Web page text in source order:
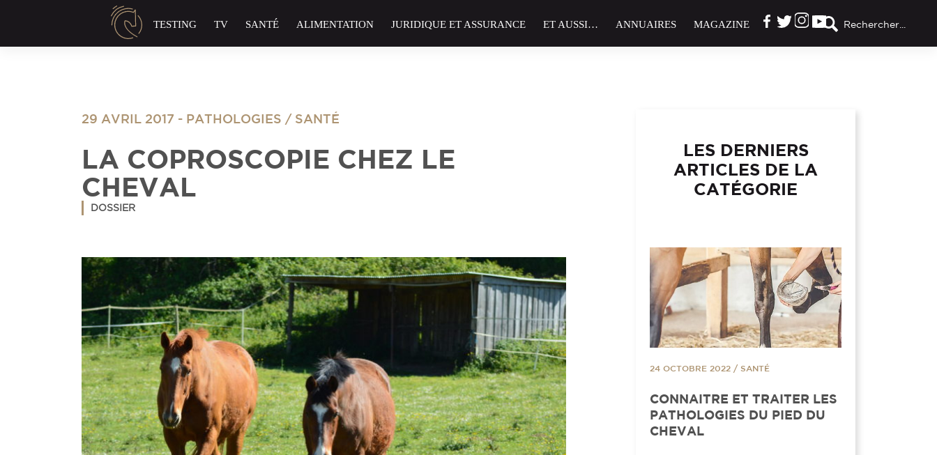
Rechercher...
TESTING TV SANTÉ ALIMENTATION JURIDIQUE ET ASSURANCE ET AUSSI… ANNUAIRES MAGAZINE
29 AVRIL 2017 - PATHOLOGIES / SANTÉ
LA COPROSCOPIE CHEZ LE
CHEVAL
DOSSIER
LES DERNIERS
ARTICLES DE LA
CATÉGORIE
24 OCTOBRE 2022 / SANTÉ
CONNAITRE ET TRAITER LES
PATHOLOGIES DU PIED DU
CHEVAL
Panneau de gestion des cookies